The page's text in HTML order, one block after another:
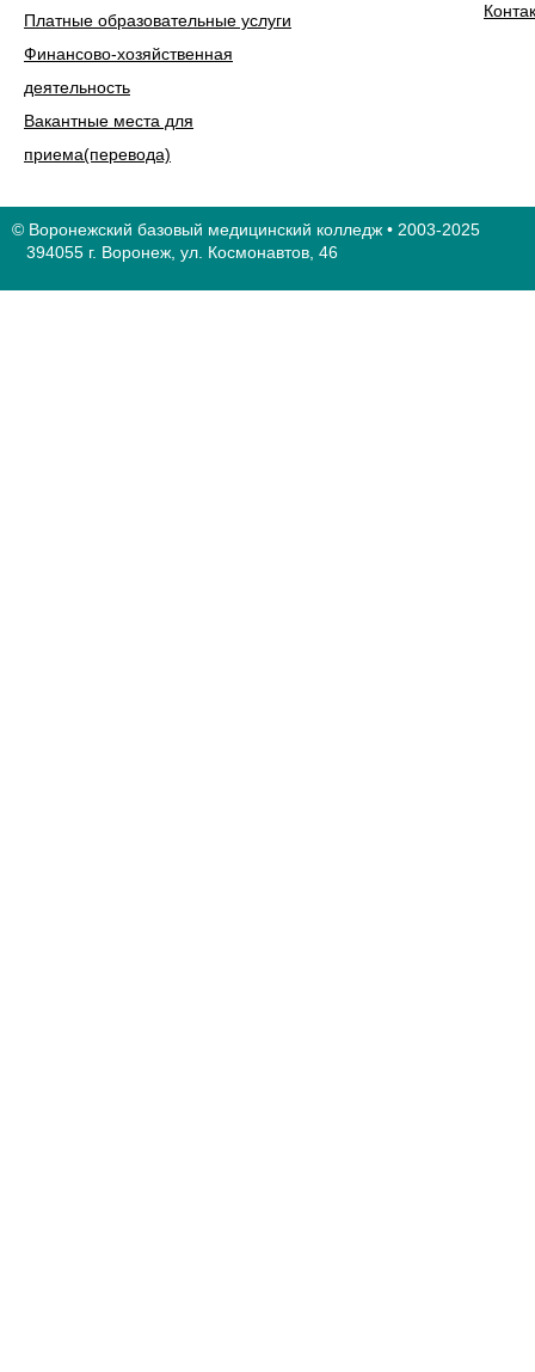
Платные образовательные услуги
Финансово-хозяйственная
деятельность
Вакантные места для
приема(перевода)
© Воронежский базовый медицинский колледж • 2003-2025
394055 г. Воронеж, ул. Космонавтов, 46